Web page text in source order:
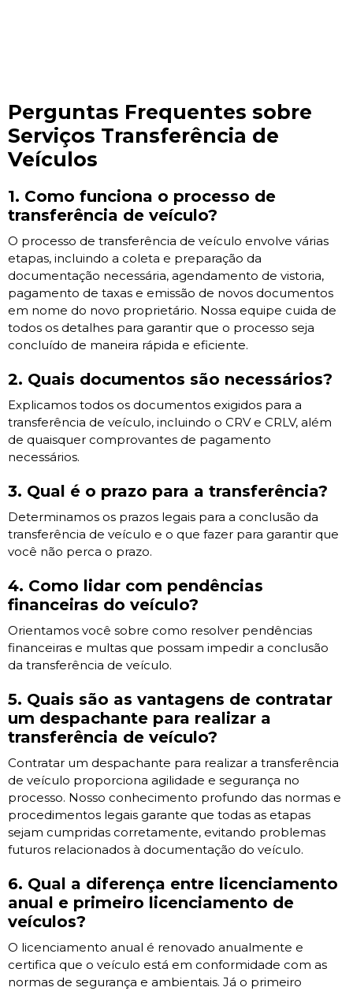
Perguntas Frequentes sobre
Serviços Transferência de
Veículos
1. Como funciona o processo de
transferência de veículo?
O processo de transferência de veículo envolve várias
etapas, incluindo a coleta e preparação da
documentação necessária, agendamento de vistoria,
pagamento de taxas e emissão de novos documentos
em nome do novo proprietário. Nossa equipe cuida de
todos os detalhes para garantir que o processo seja
concluído de maneira rápida e eficiente.
2. Quais documentos são necessários?
Explicamos todos os documentos exigidos para a
transferência de veículo, incluindo o CRV e CRLV, além
de quaisquer comprovantes de pagamento
necessários.
3. Qual é o prazo para a transferência?
Determinamos os prazos legais para a conclusão da
transferência de veículo e o que fazer para garantir que
você não perca o prazo.
4. Como lidar com pendências
financeiras do veículo?
Orientamos você sobre como resolver pendências
financeiras e multas que possam impedir a conclusão
da transferência de veículo.
5. Quais são as vantagens de contratar
um despachante para realizar a
transferência de veículo?
Contratar um despachante para realizar a transferência
de veículo proporciona agilidade e segurança no
processo. Nosso conhecimento profundo das normas e
procedimentos legais garante que todas as etapas
sejam cumpridas corretamente, evitando problemas
futuros relacionados à documentação do veículo.
6. Qual a diferença entre licenciamento
anual e primeiro licenciamento de
veículos?
O licenciamento anual é renovado anualmente e
certifica que o veículo está em conformidade com as
normas de segurança e ambientais. Já o primeiro